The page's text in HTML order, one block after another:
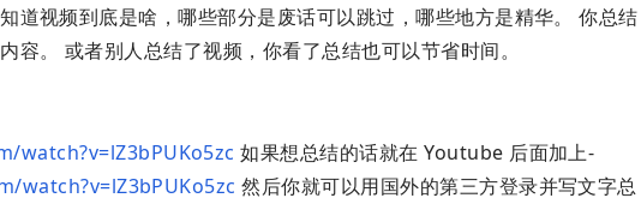
道视频到底是啥，哪些部分是废话可以跳过，哪些地方是精华。 你总结
。 或者别人总结了视频，你看了总结也可以节省时间。
如果想总结的话就在 Youtube 后面加上-
watch?v=lZ3bPUKo5zc 然后你就可以用国外的第三方登录并写文字总